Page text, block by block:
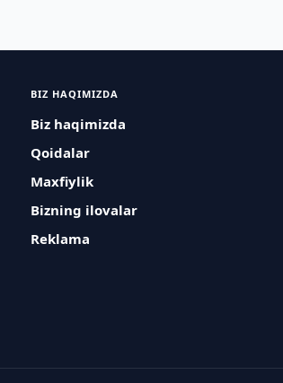
BIZ HAQIMIZDA
Biz haqimizda
Qoidalar
Maxfiylik
Bizning ilovalar
Reklama